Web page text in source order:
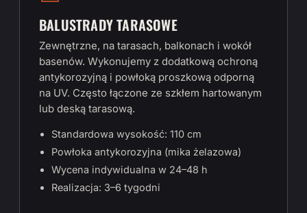
BALUSTRADY TARASOWE
Zewnętrzne, na tarasach, balkonach i wokół
basenów. Wykonujemy z dodatkową ochroną
antykorozyjną i powłoką proszkową odporną
na UV. Często łączone ze szkłem hartowanym
lub deską tarasową.
Standardowa wysokość: 110 cm
Powłoka antykorozyjna (mika żelazowa)
Wycena indywidualna w 24–48 h
Realizacja: 3–6 tygodni